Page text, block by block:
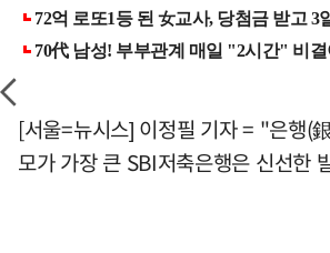
[서울=뉴시스] 이정필 기자 = "은행(
모가 가장 큰 SBI저축은행은 신선한